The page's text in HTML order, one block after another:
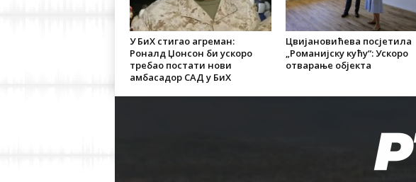
У БиХ стигао агреман:
Роналд Џонсон би ускоро
требао постати нови
амбасадор САД у БиХ
Цвијановићева посјетила
„Романијску кућу“: Ускоро
отварање објекта